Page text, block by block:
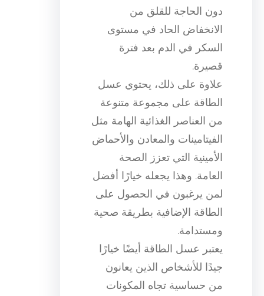
دون الحاجة للقلق من
الانخفاض الحاد في مستوى
السكر في الدم بعد فترة
قصيرة.
علاوة على ذلك، يحتوي عسل
الطاقة على مجموعة متنوعة
من العناصر الغذائية الهامة مثل
الفيتامينات والمعادن والأحماض
الأمينية التي تعزز الصحة
العامة. وهذا يجعله خيارًا أفضل
لمن يرغبون في الحصول على
الطاقة الإضافية بطريقة صحية
ومستدامة.
يعتبر عسل الطاقة أيضًا خيارًا
جيدًا للأشخاص الذين يعانون
من حساسية تجاه المكونات